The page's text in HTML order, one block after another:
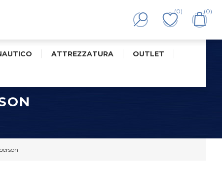
(0) (0)
ATTREZZATURA OUTLET